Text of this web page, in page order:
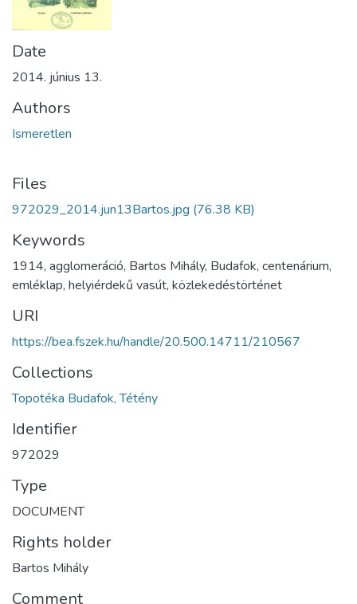
Date
2014. június 13.
Authors
Ismeretlen
Files
972029_2014.jun13Bartos.jpg (76.38 KB)
Keywords
1914, agglomeráció, Bartos Mihály, Budafok, centenárium,
emléklap, helyiérdekű vasút, közlekedéstörténet
URI
https://bea.fszek.hu/handle/20.500.14711/210567
Collections
Topotéka Budafok, Tétény
Identifier
972029
Type
DOCUMENT
Rights holder
Bartos Mihály
Comment